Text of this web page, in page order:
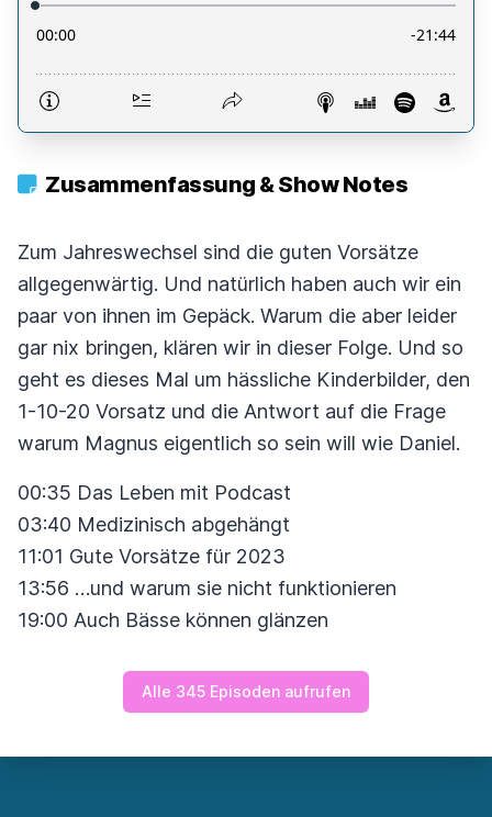
Zusammenfassung & Show Notes
Zum Jahreswechsel sind die guten Vorsätze
allgegenwärtig. Und natürlich haben auch wir ein
paar von ihnen im Gepäck. Warum die aber leider
gar nix bringen, klären wir in dieser Folge. Und so
geht es dieses Mal um hässliche Kinderbilder, den
1-10-20 Vorsatz und die Antwort auf die Frage
warum Magnus eigentlich so sein will wie Daniel.
00:35 Das Leben mit Podcast
03:40 Medizinisch abgehängt
11:01 Gute Vorsätze für 2023
13:56 …und warum sie nicht funktionieren
19:00 Auch Bässe können glänzen
Alle 345 Episoden aufrufen